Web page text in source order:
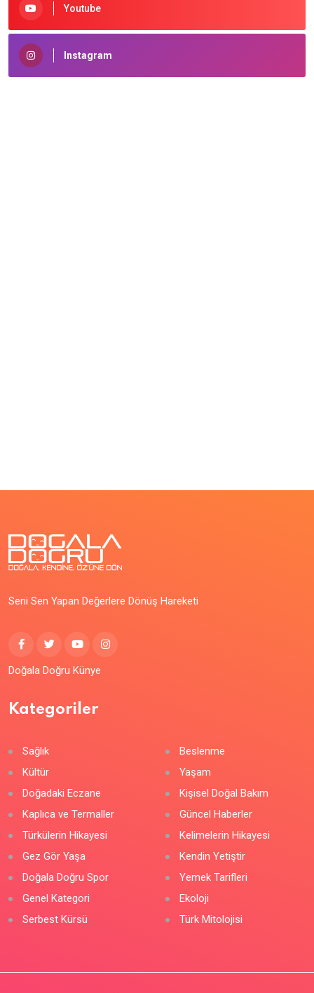
Youtube
Instagram
Seni Sen Yapan Değerlere Dönüş Hareketi
Doğala Doğru Künye
Kategoriler
Sağlık
Beslenme
Kültür
Yaşam
Doğadaki Eczane
Kişisel Doğal Bakım
Kaplıca ve Termaller
Güncel Haberler
Türkülerin Hikayesi
Kelimelerin Hikayesi
Gez Gör Yaşa
Kendin Yetiştir
Doğala Doğru Spor
Yemek Tarifleri
Genel Kategori
Ekoloji
Serbest Kürsü
Türk Mitolojisi